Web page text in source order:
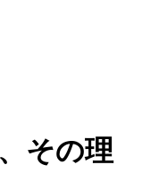
その理